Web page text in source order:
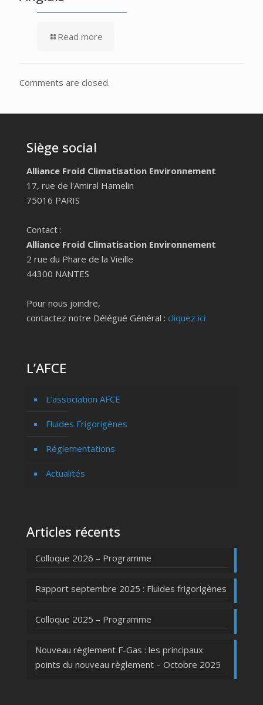
Read more
Comments are closed.
Siège social
Alliance Froid Climatisation Environnement
17, rue de l'Amiral Hamelin
75016 PARIS
Contact :
Alliance Froid Climatisation Environnement
2 rue du Phare de la Vieille
44300 NANTES
Pour nous joindre,
contactez notre Délégué Général : cliquez ici
L’AFCE
L’association AFCE
Fluides Frigorigènes
Réglementations
Actualités
Articles récents
Colloque 2026 – Programme
Rapport septembre 2025 : Fluides frigorigènes
Colloque 2025 – Programme
Nouveau règlement F-Gas : les principaux
points du nouveau règlement – Octobre 2025